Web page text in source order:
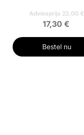
Adviesprijs 22,00 €
17,30 €
Bestel nu